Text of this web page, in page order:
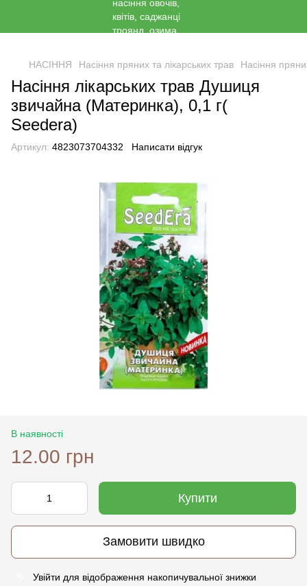
НАСІННЯ Насіння пряних та лікарських трав Насіння
Насіння лікарських трав Душиця
звичайна (Материнка), 0,1 г(
Seedera)
Артикул: 4823073704332 Написати відгук
В наявності
12.00 грн
Купити
Замовити швидко
Увійти для відображення накопичувальної знижки